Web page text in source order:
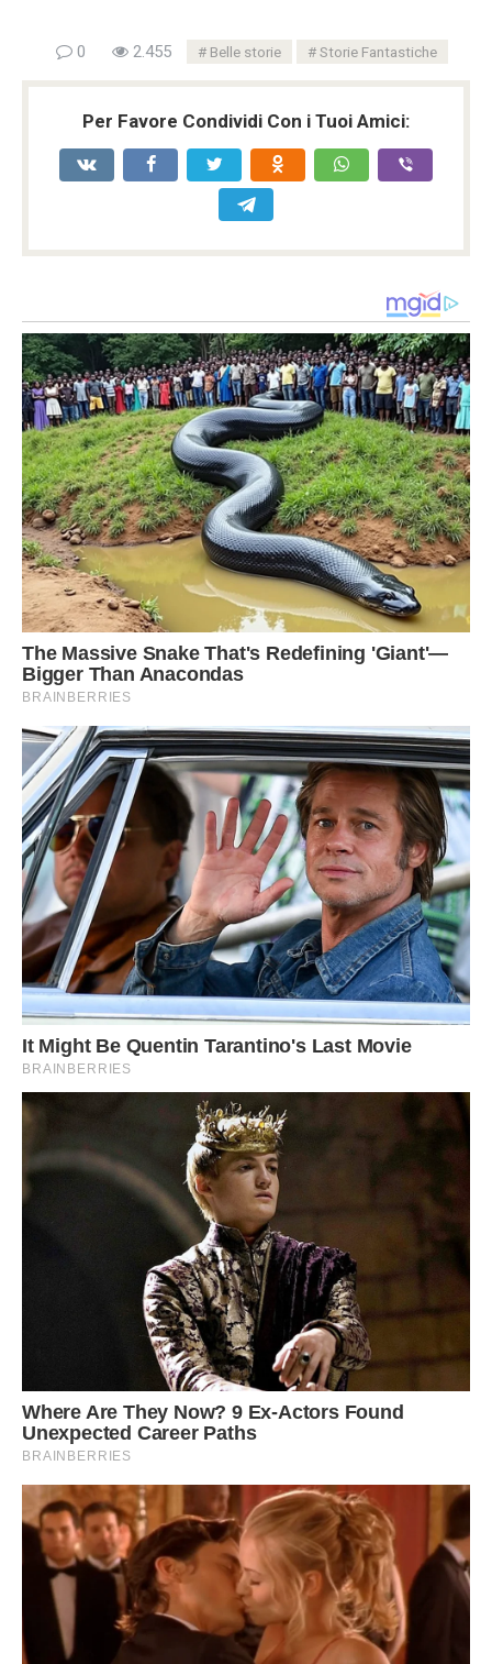
0 2.455 Belle storie Storie Fantastiche
Per Favore Condividi Con i Tuoi Amici: